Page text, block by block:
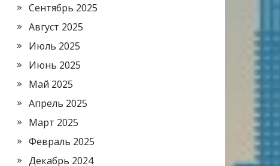
Сентябрь 2025
Август 2025
Июль 2025
Июнь 2025
Май 2025
Апрель 2025
Март 2025
Февраль 2025
Декабрь 2024